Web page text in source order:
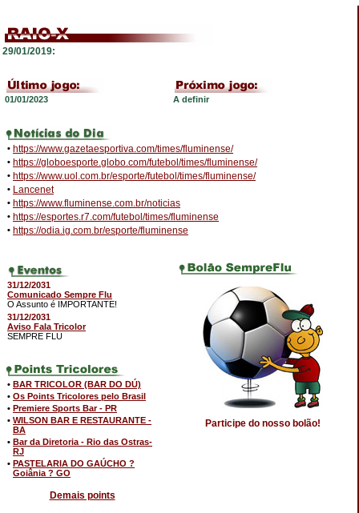
29/01/2019:
01/01/2023 A definir
• https://www.gazetaesportiva.com/times/fluminense/
• https://globoesporte.globo.com/futebol/times/fluminense/
• https://www.uol.com.br/esporte/futebol/times/fluminense/
• Lancenet
• https://www.fluminense.com.br/noticias
• https://esportes.r7.com/futebol/times/fluminense
• https://odia.ig.com.br/esporte/fluminense
31/12/2031
Comunicado Sempre Flu
O Assunto é IMPORTANTE!
31/12/2031
Aviso Fala Tricolor
SEMPRE FLU
• BAR TRICOLOR (BAR DO DÚ)
• Os Points Tricolores pelo Brasil
• Premiere Sports Bar - PR
• WILSON BAR E RESTAURANTE -
BA
• Bar da Diretoria - Rio das Ostras-
RJ
• PASTELARIA DO GAÚCHO ?
Goiânia ? GO
Demais points
Participe do nosso bolão!